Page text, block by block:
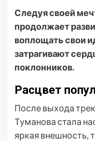
Следуя своей
продолжает
воплощать свои
затрагивают
поклонников.
Расцвет
После выхода
Туманова стала
яркая внешность,